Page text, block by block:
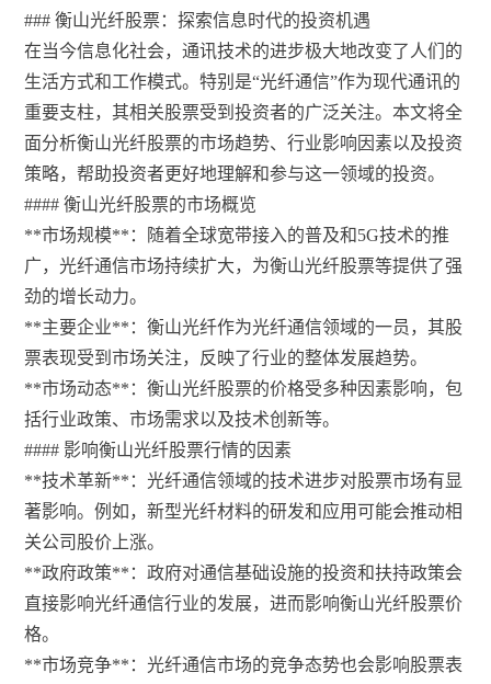
### 衡山光纤股票：探索信息时代的投资机遇
在当今信息化社会，通讯技术的进步极大地改变了人们的
生活方式和工作模式。特别是“光纤通信”作为现代通讯的
重要支柱，其相关股票受到投资者的广泛关注。本文将全
面分析衡山光纤股票的市场趋势、行业影响因素以及投资
策略，帮助投资者更好地理解和参与这一领域的投资。
#### 衡山光纤股票的市场概览
**市场规模**：随着全球宽带接入的普及和5G技术的推
广，光纤通信市场持续扩大，为衡山光纤股票等提供了强
劲的增长动力。
**主要企业**：衡山光纤作为光纤通信领域的一员，其股
票表现受到市场关注，反映了行业的整体发展趋势。
**市场动态**：衡山光纤股票的价格受多种因素影响，包
括行业政策、市场需求以及技术创新等。
#### 影响衡山光纤股票行情的因素
**技术革新**：光纤通信领域的技术进步对股票市场有显
著影响。例如，新型光纤材料的研发和应用可能会推动相
关公司股价上涨。
**政府政策**：政府对通信基础设施的投资和扶持政策会
直接影响光纤通信行业的发展，进而影响衡山光纤股票价
格。
**市场竞争**：光纤通信市场的竞争态势也会影响股票表